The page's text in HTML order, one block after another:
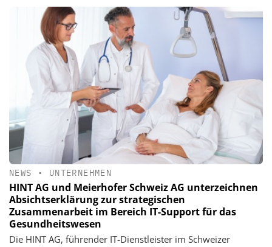
NEWS • UNTERNEHMEN
HINT AG und Meierhofer Schweiz AG unterzeichnen
Absichtserklärung zur strategischen
Zusammenarbeit im Bereich IT-Support für das
Gesundheitswesen
Die HINT AG, führender IT-Dienstleister im Schweizer